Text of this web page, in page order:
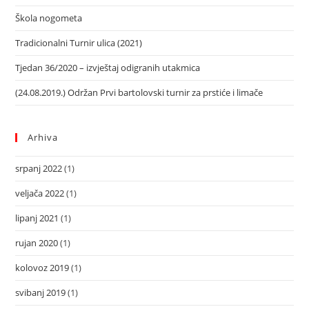
Škola nogometa
Tradicionalni Turnir ulica (2021)
Tjedan 36/2020 – izvještaj odigranih utakmica
(24.08.2019.) Održan Prvi bartolovski turnir za prstiće i limače
Arhiva
srpanj 2022(1)
veljača 2022(1)
lipanj 2021 (1)
rujan 2020(1)
kolovoz 2019(1)
svibanj 2019(1)